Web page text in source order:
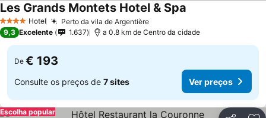
4 EstrelasHotel Perto da vila de Argentière
Les Grands Montets Hotel & Spa
9,3 Excelente 1.637 a 0.8 km de Centro da cidade
De € 193
Consulte os preços de 7 sites Ver preços
Escolha popular